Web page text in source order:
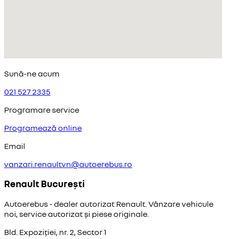
Sună-ne acum
021 527 2335
Programare service
Programează online
Email
vanzari.renaultvn@autoerebus.ro
Renault București
Autoerebus - dealer autorizat Renault. Vânzare vehicule
noi, service autorizat și piese originale.
Bld. Expoziției, nr. 2, Sector 1